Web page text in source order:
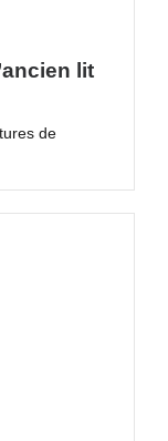
lit
de